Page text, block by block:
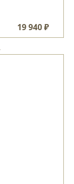
19 940 ₽